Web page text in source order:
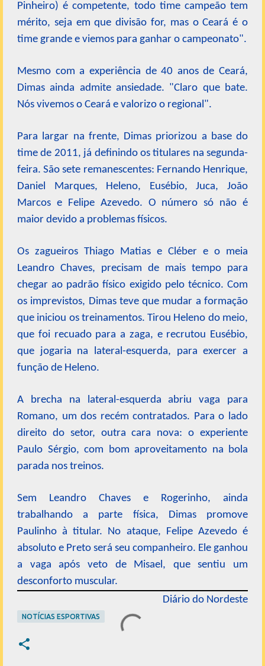
Pinheiro) é competente, todo time campeão tem
mérito, seja em que divisão for, mas o Ceará é o
time grande e viemos para ganhar o campeonato".
Mesmo com a experiência de 40 anos de Ceará,
Dimas ainda admite ansiedade. "Claro que bate.
Nós vivemos o Ceará e valorizo o regional".
Para largar na frente, Dimas priorizou a base do
time de 2011, já definindo os titulares na segunda-
feira. São sete remanescentes: Fernando Henrique,
Daniel Marques, Heleno, Eusébio, Juca, João
Marcos e Felipe Azevedo. O número só não é
maior devido a problemas físicos.
Os zagueiros Thiago Matias e Cléber e o meia
Leandro Chaves, precisam de mais tempo para
chegar ao padrão físico exigido pelo técnico. Com
os imprevistos, Dimas teve que mudar a formação
que iniciou os treinamentos. Tirou Heleno do meio,
que foi recuado para a zaga, e recrutou Eusébio,
que jogaria na lateral-esquerda, para exercer a
função de Heleno.
A brecha na lateral-esquerda abriu vaga para
Romano, um dos recém contratados. Para o lado
direito do setor, outra cara nova: o experiente
Paulo Sérgio, com bom aproveitamento na bola
parada nos treinos.
Sem Leandro Chaves e Rogerinho, ainda
trabalhando a parte física, Dimas promove
Paulinho à titular. No ataque, Felipe Azevedo é
absoluto e Preto será seu companheiro. Ele ganhou
a vaga após veto de Misael, que sentiu um
desconforto muscular.
Diário do Nordeste
NOTÍCIAS ESPORTIVAS